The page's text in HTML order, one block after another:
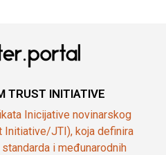
TRUST INITIATIVE
Inicijative novinarskog
Initiative/JTI), koja definira
i međunarodnih